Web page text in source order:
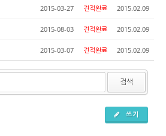
2015-03-27 견적완료 2015.02.09
2015-08-03 견적완료 2015.02.09
2015-03-07 견적완료 2015.02.09
검색
쓰기